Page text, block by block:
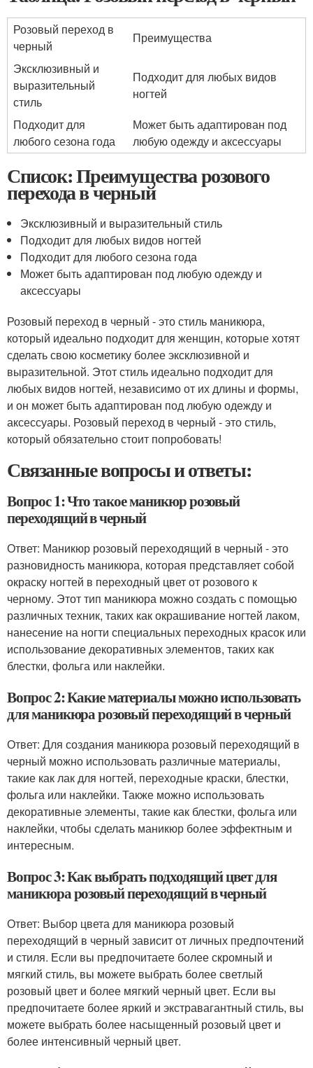
Розовый переход в
черный
Преимущества
Эксклюзивный и
выразительный
стиль
Подходит для любых видов
ногтей
Подходит для
любого сезона года
Может быть адаптирован под
любую одежду и аксессуары
Список: Преимущества розового
перехода в черный
Эксклюзивный и выразительный стиль
Подходит для любых видов ногтей
Подходит для любого сезона года
Может быть адаптирован под любую одежду и
аксессуары
Розовый переход в черный - это стиль маникюра,
который идеально подходит для женщин, которые хотят
сделать свою косметику более эксклюзивной и
выразительной. Этот стиль идеально подходит для
любых видов ногтей, независимо от их длины и формы,
и он может быть адаптирован под любую одежду и
аксессуары. Розовый переход в черный - это стиль,
который обязательно стоит попробовать!
Связанные вопросы и ответы:
Вопрос 1: Что такое маникюр розовый
переходящий в черный
Ответ: Маникюр розовый переходящий в черный - это
разновидность маникюра, которая представляет собой
окраску ногтей в переходный цвет от розового к
черному. Этот тип маникюра можно создать с помощью
различных техник, таких как окрашивание ногтей лаком,
нанесение на ногти специальных переходных красок или
использование декоративных элементов, таких как
блестки, фольга или наклейки.
Вопрос 2: Какие материалы можно использовать
для маникюра розовый переходящий в черный
Ответ: Для создания маникюра розовый переходящий в
черный можно использовать различные материалы,
такие как лак для ногтей, переходные краски, блестки,
фольга или наклейки. Также можно использовать
декоративные элементы, такие как блестки, фольга или
наклейки, чтобы сделать маникюр более эффектным и
интересным.
Вопрос 3: Как выбрать подходящий цвет для
маникюра розовый переходящий в черный
Ответ: Выбор цвета для маникюра розовый
переходящий в черный зависит от личных предпочтений
и стиля. Если вы предпочитаете более скромный и
мягкий стиль, вы можете выбрать более светлый
розовый цвет и более мягкий черный цвет. Если вы
предпочитаете более яркий и экстравагантный стиль, вы
можете выбрать более насыщенный розовый цвет и
более интенсивный черный цвет.